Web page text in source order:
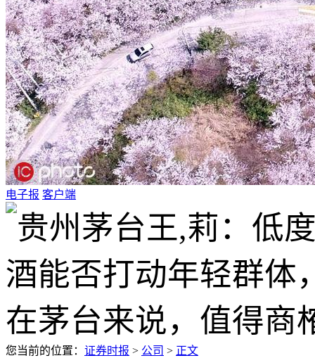
电子报 客户端
您当前的位置： 证券时报 > 公司 > 正文